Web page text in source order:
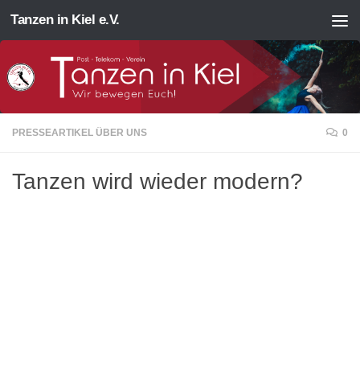
Zum Inhalt springen
Tanzen in Kiel e.V.
PRESSEARTIKEL ÜBER UNS 0
Tanzen wird wieder modern?